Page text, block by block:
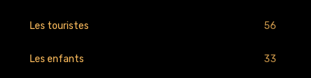
Les touristes 56
Les enfants 33